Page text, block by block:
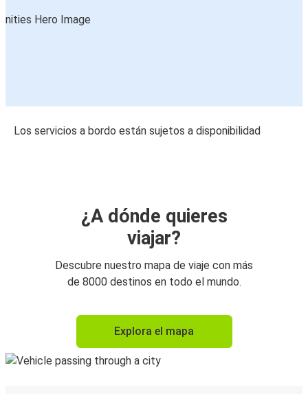
Los servicios a bordo están sujetos a disponibilidad
¿A dónde quieres
viajar?
Descubre nuestro mapa de viaje con más
de 8000 destinos en todo el mundo.
Explora el mapa